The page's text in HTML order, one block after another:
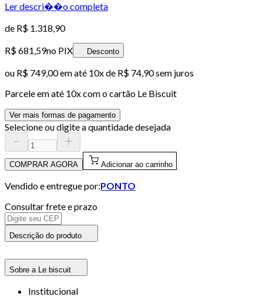
Ler descri��o completa
de R$ 1.318,90
R$ 681,59no PIX Desconto
ou R$ 749,00em até 10x de R$ 74,90 sem juros
Parcele em até 10x com o cartão Le Biscuit
Ver mais formas de pagamento
Selecione ou digite a quantidade desejada
COMPRAR AGORA Adicionar ao carrinho
Vendido e entregue por:PONTO
Consultar frete e prazo
Descrição do produto
Sobre a Le biscuit
Institucional